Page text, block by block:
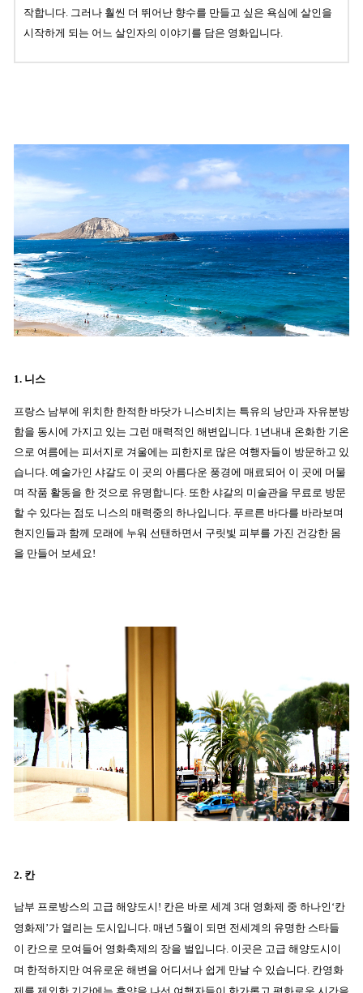
작합니다. 그러나 훨씬 더 뛰어난 향수를 만들고 싶은 욕심에 살인을
시작하게 되는 어느 살인자의 이야기를 담은 영화입니다.
1. 니스
프랑스 남부에 위치한 한적한 바닷가 니스비치는 특유의 낭만과 자유분방
함을 동시에 가지고 있는 그런 매력적인 해변입니다. 1년내내 온화한 기온
으로 여름에는 피서지로 겨울에는 피한지로 많은 여행자들이 방문하고 있
습니다. 예술가인 샤갈도 이 곳의 아름다운 풍경에 매료되어 이 곳에 머물
며 작품 활동을 한 것으로 유명합니다. 또한 샤갈의 미술관을 무료로 방문
할 수 있다는 점도 니스의 매력중의 하나입니다. 푸르른 바다를 바라보며
현지인들과 함께 모래에 누워 선탠하면서 구릿빛 피부를 가진 건강한 몸
을 만들어 보세요!
2. 칸
남부 프로방스의 고급 해양도시! 칸은 바로 세계 3대 영화제 중 하나인‘칸
영화제’가 열리는 도시입니다. 매년 5월이 되면 전세계의 유명한 스타들
이 칸으로 모여들어 영화축제의 장을 벌입니다. 이곳은 고급 해양도시이
며 한적하지만 여유로운 해변을 어디서나 쉽게 만날 수 있습니다. 칸영화